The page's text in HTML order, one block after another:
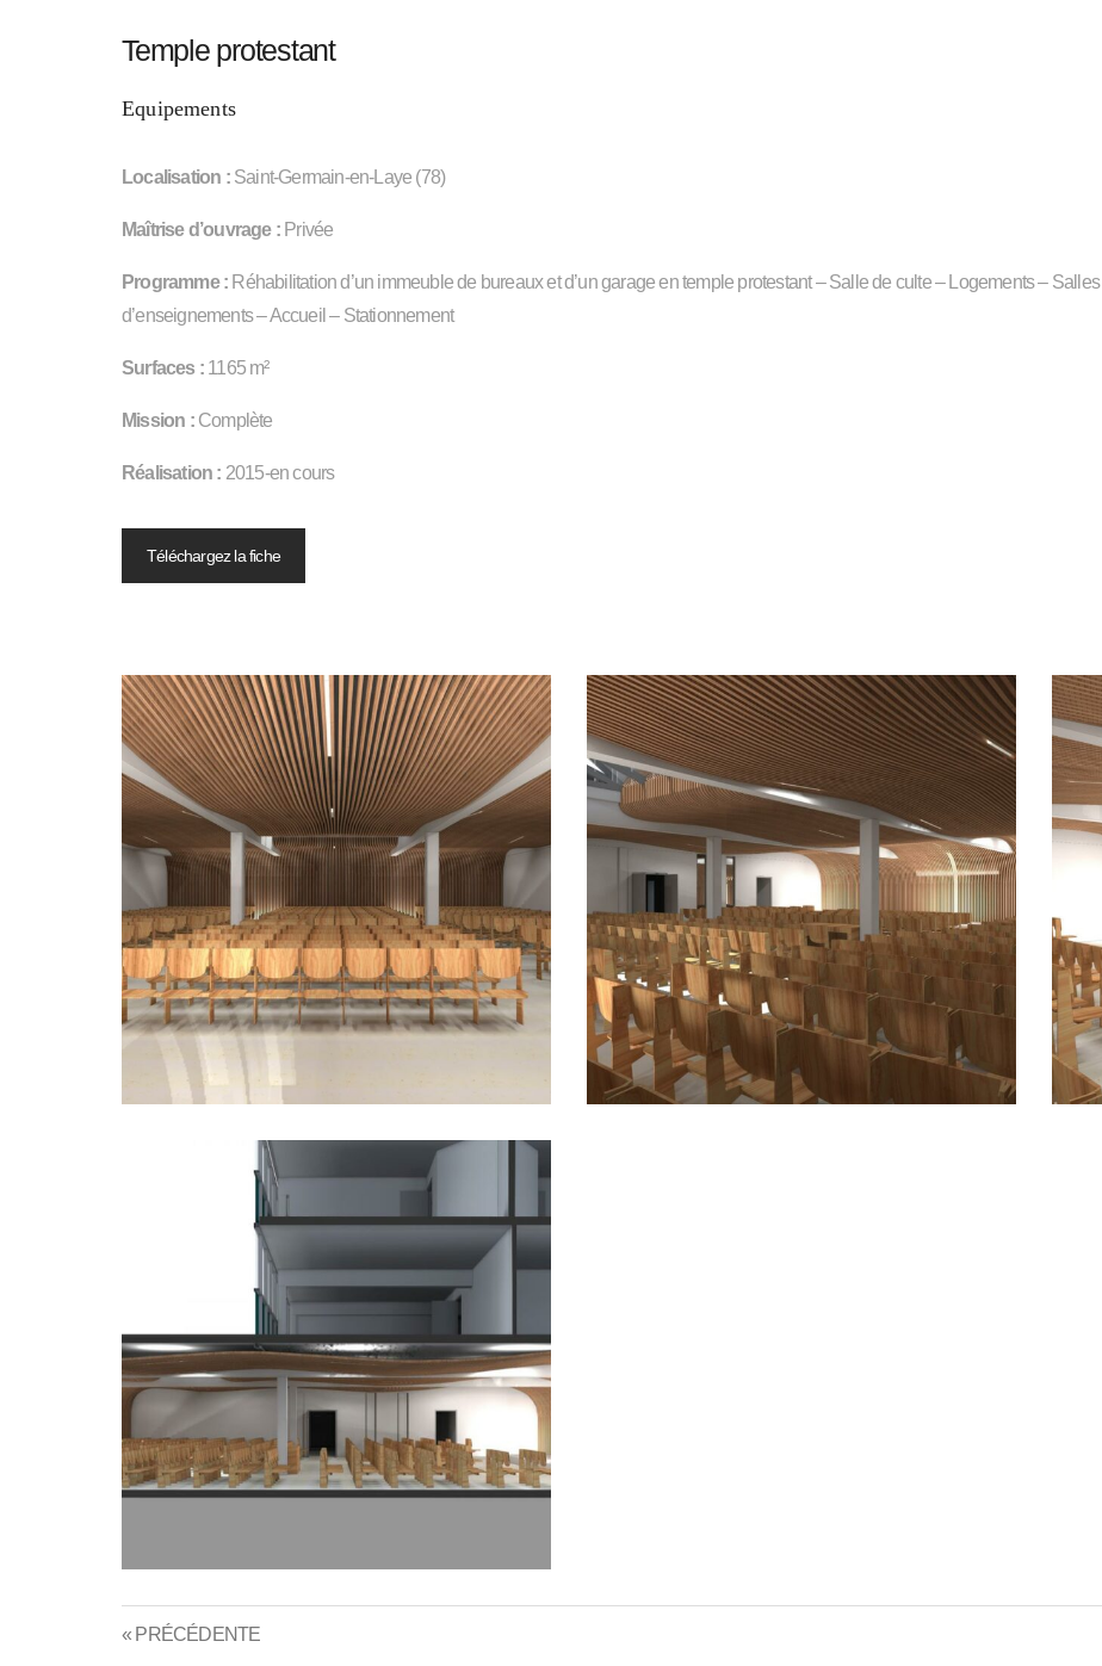
Temple protestant
Equipements
Localisation : Saint-Germain-en-Laye (78)
Maîtrise d’ouvrage : Privée
Programme : Réhabilitation d’un immeuble de bureaux et d’un garage en temple protestant – Salle de culte – Logements – Salles
d’enseignements – Accueil – Stationnement
Surfaces : 1165 m²
Mission :Complète
Réalisation : 2015-en cours
Téléchargez la fiche
« PRÉCÉDENTE